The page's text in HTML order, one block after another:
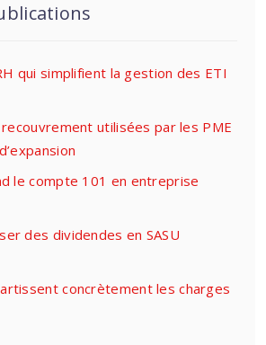
qui simplifient la gestion des ETI
utilisées par les PME
le compte 101 en entreprise
des dividendes en SASU
concrètement les charges